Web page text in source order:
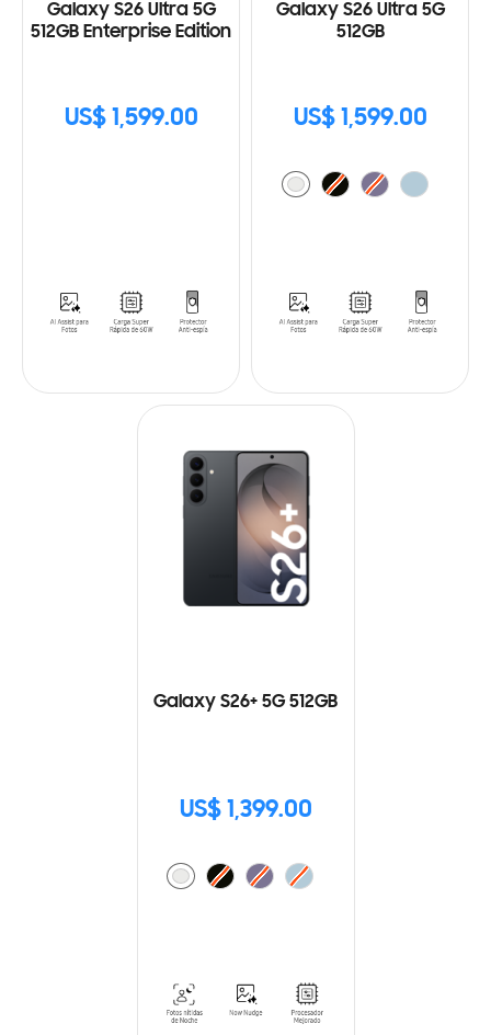
Galaxy S26 Ultra 5G
512GB Enterprise Edition
US$ 1,599.00
Galaxy S26 Ultra 5G
512GB
US$ 1,599.00
Galaxy S26+ 5G 512GB
US$ 1,399.00